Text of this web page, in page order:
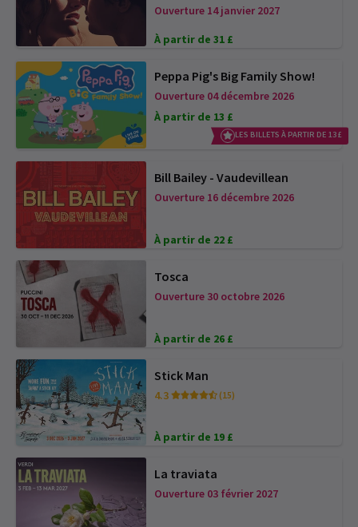
Ouverture 14 janvier 2027
À partir de 31 £
Peppa Pig's Big Family Show!
Ouverture 04 décembre 2026
À partir de 13 £
LES BILLETS À PARTIR DE 13 £
Bill Bailey - Vaudevillean
Ouverture 16 décembre 2026
À partir de 22 £
Tosca
Ouverture 30 octobre 2026
À partir de 26 £
Stick Man
4.3 (15)
À partir de 19 £
La traviata
Ouverture 03 février 2027